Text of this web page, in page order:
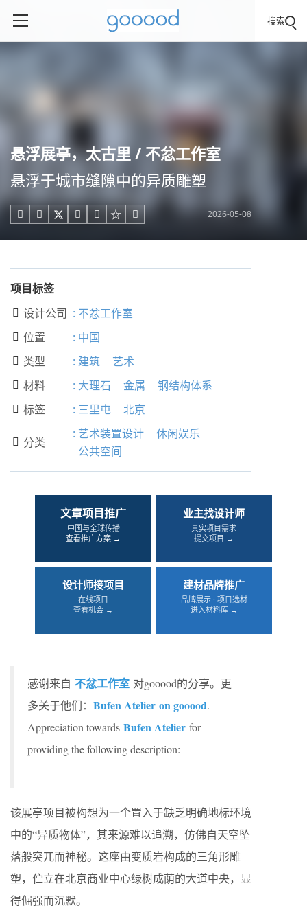
搜索
悬浮展亭，太古里 / 不忿工作室
悬浮于城市缝隙中的异质雕塑
     2026-05-08
项目标签
 设计公司 : 不忿工作室
 位置 : 中国
 类型 : 建筑 艺术
 材料 : 大理石 金属 钢结构体系
 标签 : 三里屯 北京
 分类
: 艺术装置设计
休闲娱乐
公共空间
文章项目推广
中国与全球传播
查看推广方案 →
业主找设计师
真实项目需求
提交项目 →
设计师接项目
在线项目
查看机会 →
建材品牌推广
品牌展示 · 项目选材
进入材料库 →
感谢来自 不忿工作室 对gooood的分享。更
多关于他们： Bufen Atelier on gooood.
Appreciation towards Bufen Atelier for
providing the following description:
该展亭项目被构想为一个置入于缺乏明确地标环境
中的“异质物体”，其来源难以追溯，仿佛自天空坠
落般突兀而神秘。这座由变质岩构成的三角形雕
塑，伫立在北京商业中心绿树成荫的大道中央，显
得倔强而沉默。